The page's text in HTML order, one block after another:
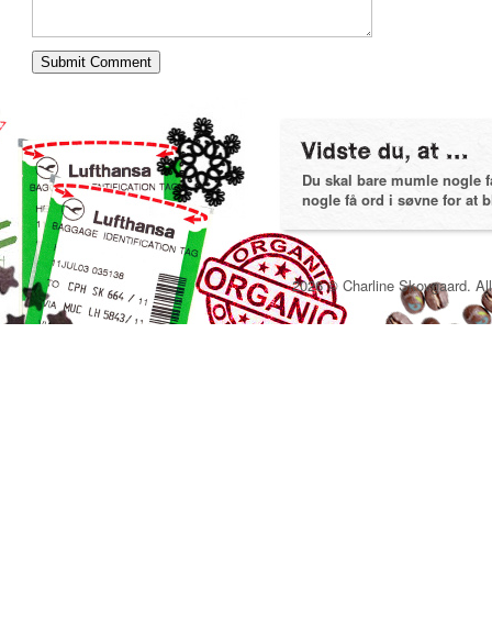
Du skal bare mumle nogle
nogle få ord i søvne for at
2026 © Charline Skovgaard.